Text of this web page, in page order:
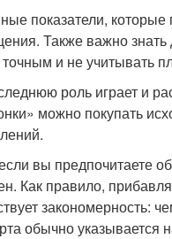
показатели,
Также важно знать
и не учитывать
роль играет и
можно покупать
вы предпочитаете
Как правило,
закономерность:
обычно указывается